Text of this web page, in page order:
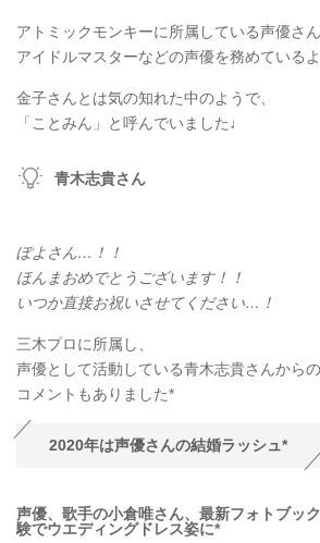
アトミックモンキーに所属している声優さ
アイドルマスターなどの声優を務めている
金子さんとは気の知れた中のようで、
「ことみん」と呼んでいました♩
青木志貴さん
ぽよさん…！！
ほんまおめでとうございます！！
いつか直接お祝いさせてください…！
三木プロに所属し、
声優として活動している青木志貴さんからの
コメントもありました*
2020年は声優さんの結婚ラッシュ*
声優、歌手の小倉唯さん、最新フォトブッ
験でウエディングドレス姿に*